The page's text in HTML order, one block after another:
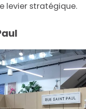
levier stratégique.